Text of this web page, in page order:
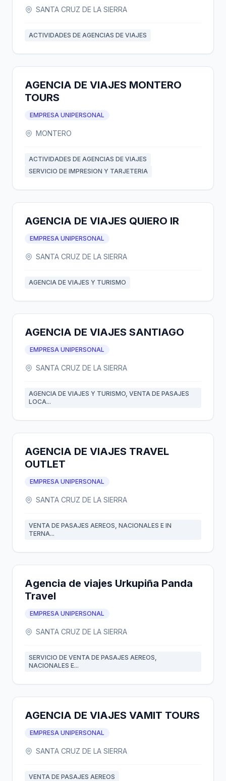
SANTA CRUZ DE LA SIERRA
ACTIVIDADES DE AGENCIAS DE VIAJES
AGENCIA DE VIAJES MONTERO
TOURS
EMPRESA UNIPERSONAL
MONTERO
ACTIVIDADES DE AGENCIAS DE VIAJES
SERVICIO DE IMPRESION Y TARJETERIA
AGENCIA DE VIAJES QUIERO IR
EMPRESA UNIPERSONAL
SANTA CRUZ DE LA SIERRA
AGENCIA DE VIAJES Y TURISMO
AGENCIA DE VIAJES SANTIAGO
EMPRESA UNIPERSONAL
SANTA CRUZ DE LA SIERRA
AGENCIA DE VIAJES Y TURISMO, VENTA DE PASAJES
LOCA...
AGENCIA DE VIAJES TRAVEL
OUTLET
EMPRESA UNIPERSONAL
SANTA CRUZ DE LA SIERRA
VENTA DE PASAJES AEREOS, NACIONALES E IN
TERNA...
Agencia de viajes Urkupiña Panda
Travel
EMPRESA UNIPERSONAL
SANTA CRUZ DE LA SIERRA
SERVICIO DE VENTA DE PASAJES AEREOS,
NACIONALES E...
AGENCIA DE VIAJES VAMIT TOURS
EMPRESA UNIPERSONAL
SANTA CRUZ DE LA SIERRA
VENTA DE PASAJES AEREOS